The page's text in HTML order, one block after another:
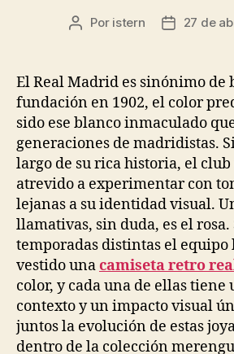
Autor
entrada
Por istern
Fecha
entrada
27 de
El Real Madrid es sinónimo de
fundación en 1902, el color
sido ese blanco inmaculado
generaciones de madridistas.
largo de su rica historia, el
atrevido a experimentar con
lejanas a su identidad visual.
llamativas, sin duda, es el rosa.
temporadas distintas el equipo
vestido unacamiseta retro
color, y cada una de ellas
contexto y un impacto visual
juntos la evolución de estas
dentro de la colección